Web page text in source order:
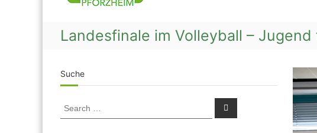
Landesfinale im Volleyball –
Suche
Search
Search